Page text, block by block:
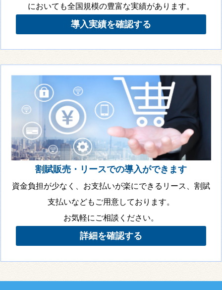
においても全国規模の豊富な実績があります。
導入実績を確認する
割賦販売・リースでの導入ができます
資金負担が少なく、お支払いが楽にできるリース、割賦
支払いなどもご用意しております。
お気軽にご相談ください。
詳細を確認する